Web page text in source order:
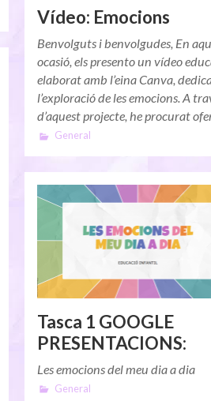
Vídeo: Emocions
Benvolguts i benvolgudes, En
ocasió, els presento un vídeo
elaborat amb l’eina Canva,
l’exploració de les emocions. A
d’aquest projecte, he procurat
General
Tasca 1 GOOGLE
PRESENTACIONS:
Les emocions del meu dia a dia
General